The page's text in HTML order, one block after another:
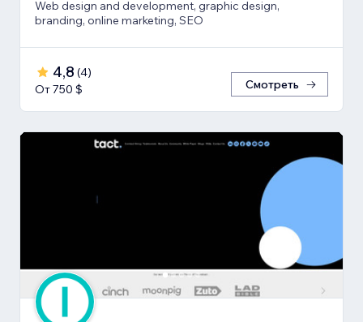
Web design and development, graphic design,
branding, online marketing, SEO
4,8 (4)
От 750 $
Смотреть